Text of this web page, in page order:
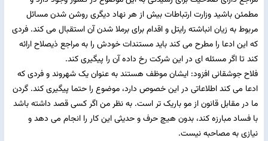
مطمئن باشید وزارت ارتباطات بیش از هر نهاد دیگری روشن شدن مسائل
مربوط به زیان انباشته رایتل و اقدام برای برملا شدن آن استقبال می کند. فردی
که این ادعا را مطرح می کند باید مستندات خودش را به مراجع ذیصلاح ارائه
کند تا اگر مسئله ای در این شرکت رخ داده آن را پیگیری کند.
فلاح جوشقانی افزود: ایشان موظف هستند به عنوان یک شهروند و فردی که
ادعا می کند اطلاعاتی در این خصوص دارد، موضوع را حتما پیگیری کند. گردن
ما در مقابل قانون از مو باریک تر است. به نظر من اگر کسی قصد داشته باشد
با فساد مبارزه کند، بدون هیچ حرف و حدیثی این کار را انجام می دهد و
نیازی به مصاحبه نیست.